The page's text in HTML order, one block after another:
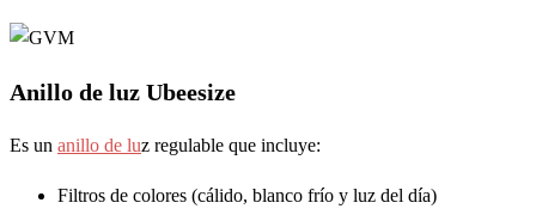
Anillo de luz Ubeesize
Es un anillo de luz regulable que incluye:
Filtros de colores (cálido, blanco frío y luz del día)